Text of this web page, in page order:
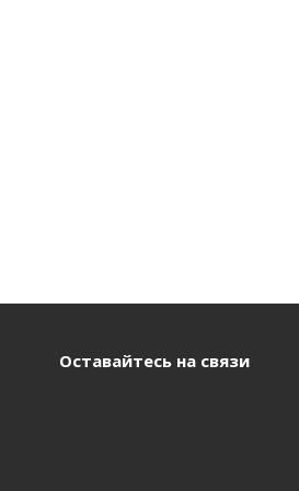
Оставайтесь на связи